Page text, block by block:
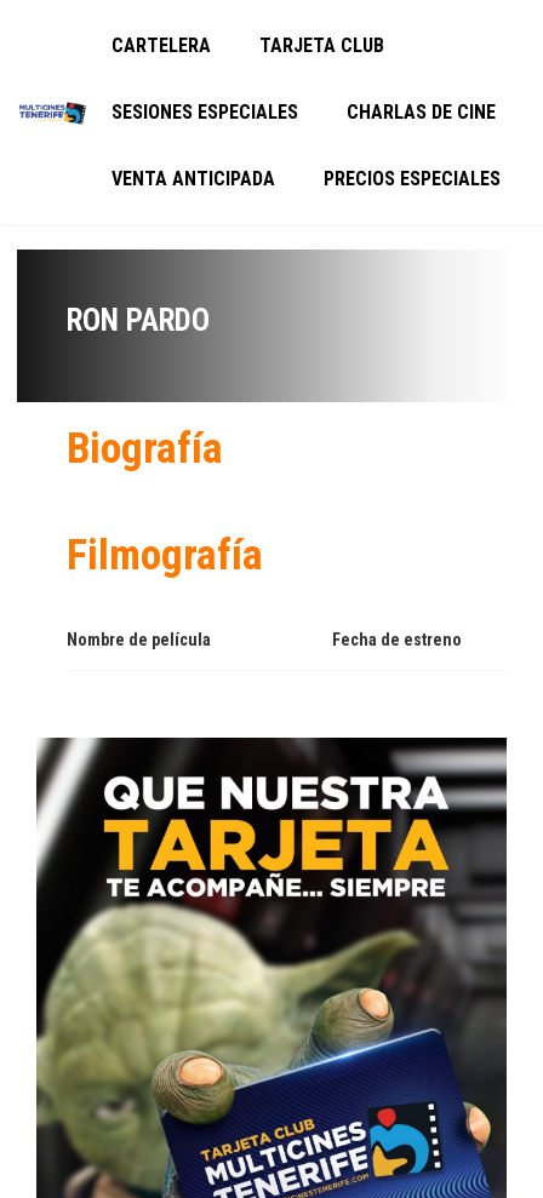
CARTELERA TARJETA CLUB
SESIONES ESPECIALES CHARLAS DE CINE
VENTA ANTICIPADA PRECIOS ESPECIALES
RON PARDO
Biografía
Filmografía
Nombre de película Fecha de estreno